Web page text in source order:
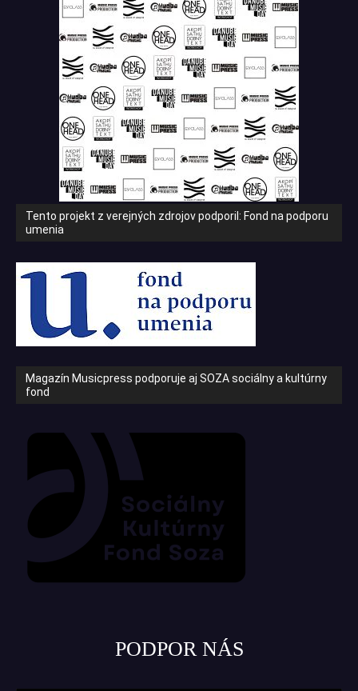
Tento projekt z verejných zdrojov podporil: Fond na podporu
umenia
Magazín Musicpress podporuje aj SOZA sociálny a kultúrny
fond
PODPOR NÁS